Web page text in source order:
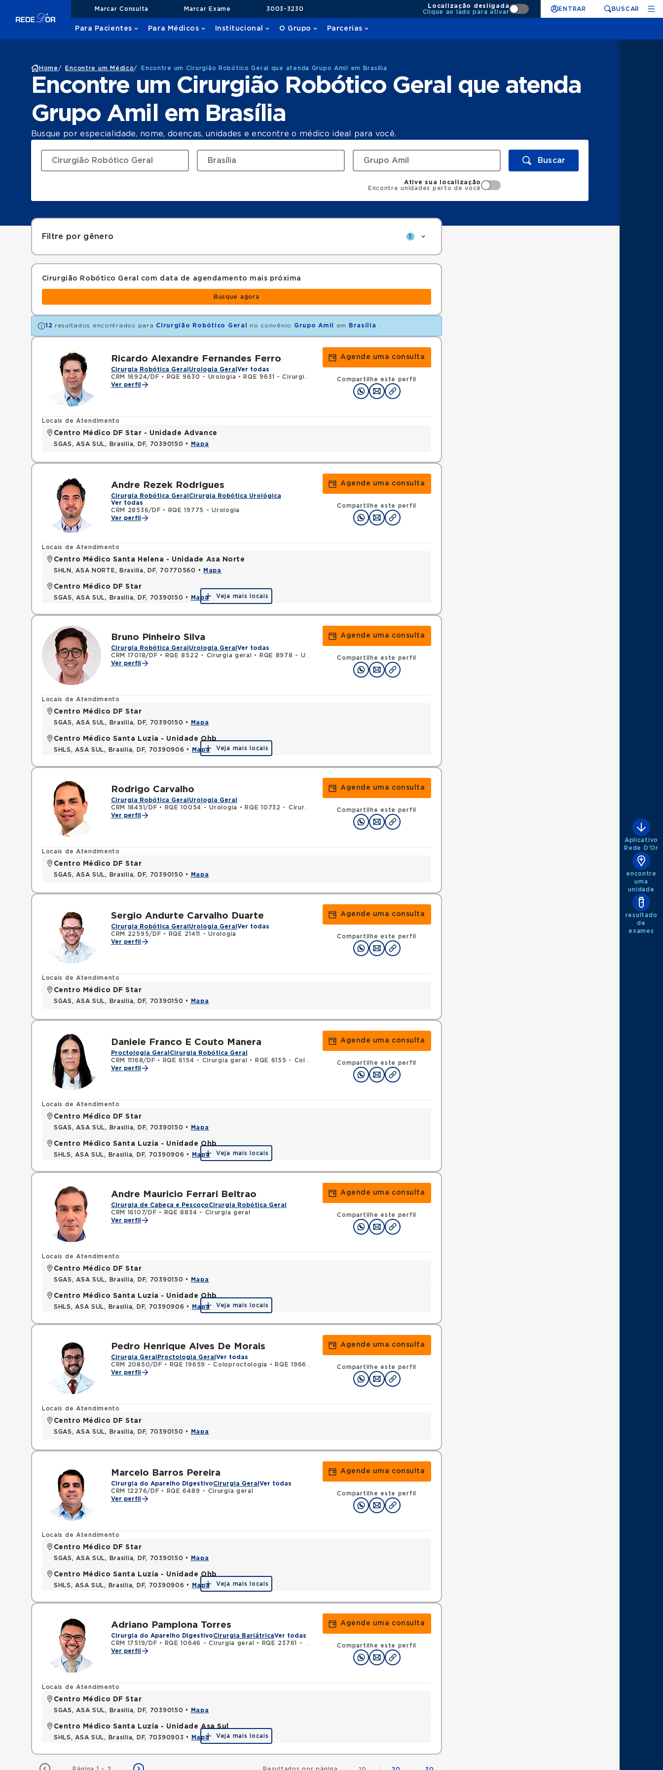
Marcar Consulta Marcar Exame 3003-3230
Localização desligada
Clique ao lado para ativar
ENTRAR BUSCAR
Para Pacientes Para Médicos Institucional O Grupo Parcerias
Home / Encontre um Médico/ Encontre um Cirurgião Robótico Geral que atenda Grupo Amil em Brasília
Encontre um Cirurgião Robótico Geral que atenda
Grupo Amil em Brasília
Busque por especialidade, nome, doenças, unidades e encontre o médico ideal para você.
Buscar
Ative sua localização
Encontre unidades perto de você
Filtre por gênero 1
Cirurgião Robótico Geral com data de agendamento mais próxima
Busque agora
12 resultados encontrados para Cirurgião Robótico Geral no convênio Grupo Amil em Brasília
Ricardo Alexandre Fernandes Ferro
Cirurgia Robótica Geral Urologia Geral Ver todas
CRM 16924/DF • RQE 9630 - Urologia •
RQE 9631 - Cirurgia geral
Ver perfil
Agende uma consulta
Compartilhe este perfil
Locais de Atendimento
Centro Médico DF Star - Unidade Advance
SGAS, ASA SUL, Brasilia, DF, 70390150 • Mapa
Andre Rezek Rodrigues
Cirurgia Robótica Geral Cirurgia Robótica Urológica
Ver todas
CRM 28536/DF •
RQE 19775 - Urologia
Ver perfil
Agende uma consulta
Compartilhe este perfil
Locais de Atendimento
Centro Médico Santa Helena - Unidade Asa Norte
SHLN, ASA NORTE, Brasilia, DF, 70770560 • Mapa
Centro Médico DF Star
SGAS, ASA SUL, Brasilia, DF, 70390150 • Mapa Veja mais locais
Bruno Pinheiro Silva
Cirurgia Robótica Geral Urologia Geral Ver todas
CRM 17018/DF • RQE 8522 - Cirurgia geral •
RQE 8978 - Urologia
Ver perfil
Agende uma consulta
Compartilhe este perfil
Locais de Atendimento
Centro Médico DF Star
SGAS, ASA SUL, Brasilia, DF, 70390150 • Mapa
Centro Médico Santa Luzia - Unidade Ohb
SHLS, ASA SUL, Brasilia, DF, 70390906 • Mapa Veja mais locais
Rodrigo Carvalho
Cirurgia Robótica Geral Urologia Geral
CRM 18451/DF • RQE 10054 - Urologia •
RQE 10732 - Cirurgia geral
Ver perfil
Agende uma consulta
Compartilhe este perfil
Locais de Atendimento
Centro Médico DF Star
SGAS, ASA SUL, Brasilia, DF, 70390150 • Mapa
Sergio Andurte Carvalho Duarte
Cirurgia Robótica Geral Urologia Geral Ver todas
CRM 22595/DF •
RQE 21411 - Urologia
Ver perfil
Agende uma consulta
Compartilhe este perfil
Locais de Atendimento
Centro Médico DF Star
SGAS, ASA SUL, Brasilia, DF, 70390150 • Mapa
Daniele Franco E Couto Manera
Proctologia Geral Cirurgia Robótica Geral
CRM 11168/DF • RQE 6154 - Cirurgia geral •
RQE 6155 - Coloproctologia
Ver perfil
Agende uma consulta
Compartilhe este perfil
Locais de Atendimento
Centro Médico DF Star
SGAS, ASA SUL, Brasilia, DF, 70390150 • Mapa
Centro Médico Santa Luzia - Unidade Ohb
SHLS, ASA SUL, Brasilia, DF, 70390906 • Mapa Veja mais locais
Andre Mauricio Ferrari Beltrao
Cirurgia de Cabeça e PescoçoCirurgia Robótica Geral
CRM 16107/DF •
RQE 8834 - Cirurgia geral
Ver perfil
Agende uma consulta
Compartilhe este perfil
Locais de Atendimento
Centro Médico DF Star
SGAS, ASA SUL, Brasilia, DF, 70390150 • Mapa
Centro Médico Santa Luzia - Unidade Ohb
SHLS, ASA SUL, Brasilia, DF, 70390906 • Mapa Veja mais locais
Pedro Henrique Alves De Morais
Cirurgia Geral Proctologia Geral Ver todas
CRM 20850/DF • RQE 19659 - Coloproctologia •
RQE 19660 - Cirurgia geral
Ver perfil
Agende uma consulta
Compartilhe este perfil
Locais de Atendimento
Centro Médico DF Star
SGAS, ASA SUL, Brasilia, DF, 70390150 • Mapa
Marcelo Barros Pereira
Cirurgia do Aparelho DigestivoCirurgia Geral Ver todas
CRM 12276/DF •
RQE 6489 - Cirurgia geral
Ver perfil
Agende uma consulta
Compartilhe este perfil
Locais de Atendimento
Centro Médico DF Star
SGAS, ASA SUL, Brasilia, DF, 70390150 • Mapa
Centro Médico Santa Luzia - Unidade Ohb
SHLS, ASA SUL, Brasilia, DF, 70390906 • Mapa Veja mais locais
Adriano Pamplona Torres
Cirurgia do Aparelho DigestivoCirurgia BariátricaVer todas
CRM 17519/DF • RQE 10646 - Cirurgia geral •
RQE 23761 - Cirurgia do aparelho digestivo
Ver perfil
Agende uma consulta
Compartilhe este perfil
Locais de Atendimento
Centro Médico DF Star
SGAS, ASA SUL, Brasilia, DF, 70390150 • Mapa
Centro Médico Santa Luzia - Unidade Asa Sul
SHLS, ASA SUL, Brasilia, DF, 70390903 • Mapa Veja mais locais
Aplicativo
Rede D'Or
encontre
uma
unidade
resultado
de
exames